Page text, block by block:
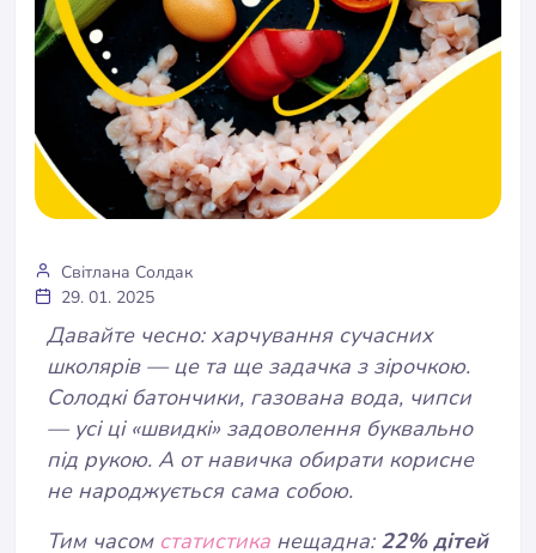
Світлана Солдак
29. 01. 2025
Давайте чесно: харчування сучасних
школярів — це та ще задачка з зірочкою.
Солодкі батончики, газована вода, чипси
— усі ці «швидкі» задоволення буквально
під рукою. А от навичка обирати корисне
не народжується сама собою.
Тим часом статистика нещадна: 22% дітей